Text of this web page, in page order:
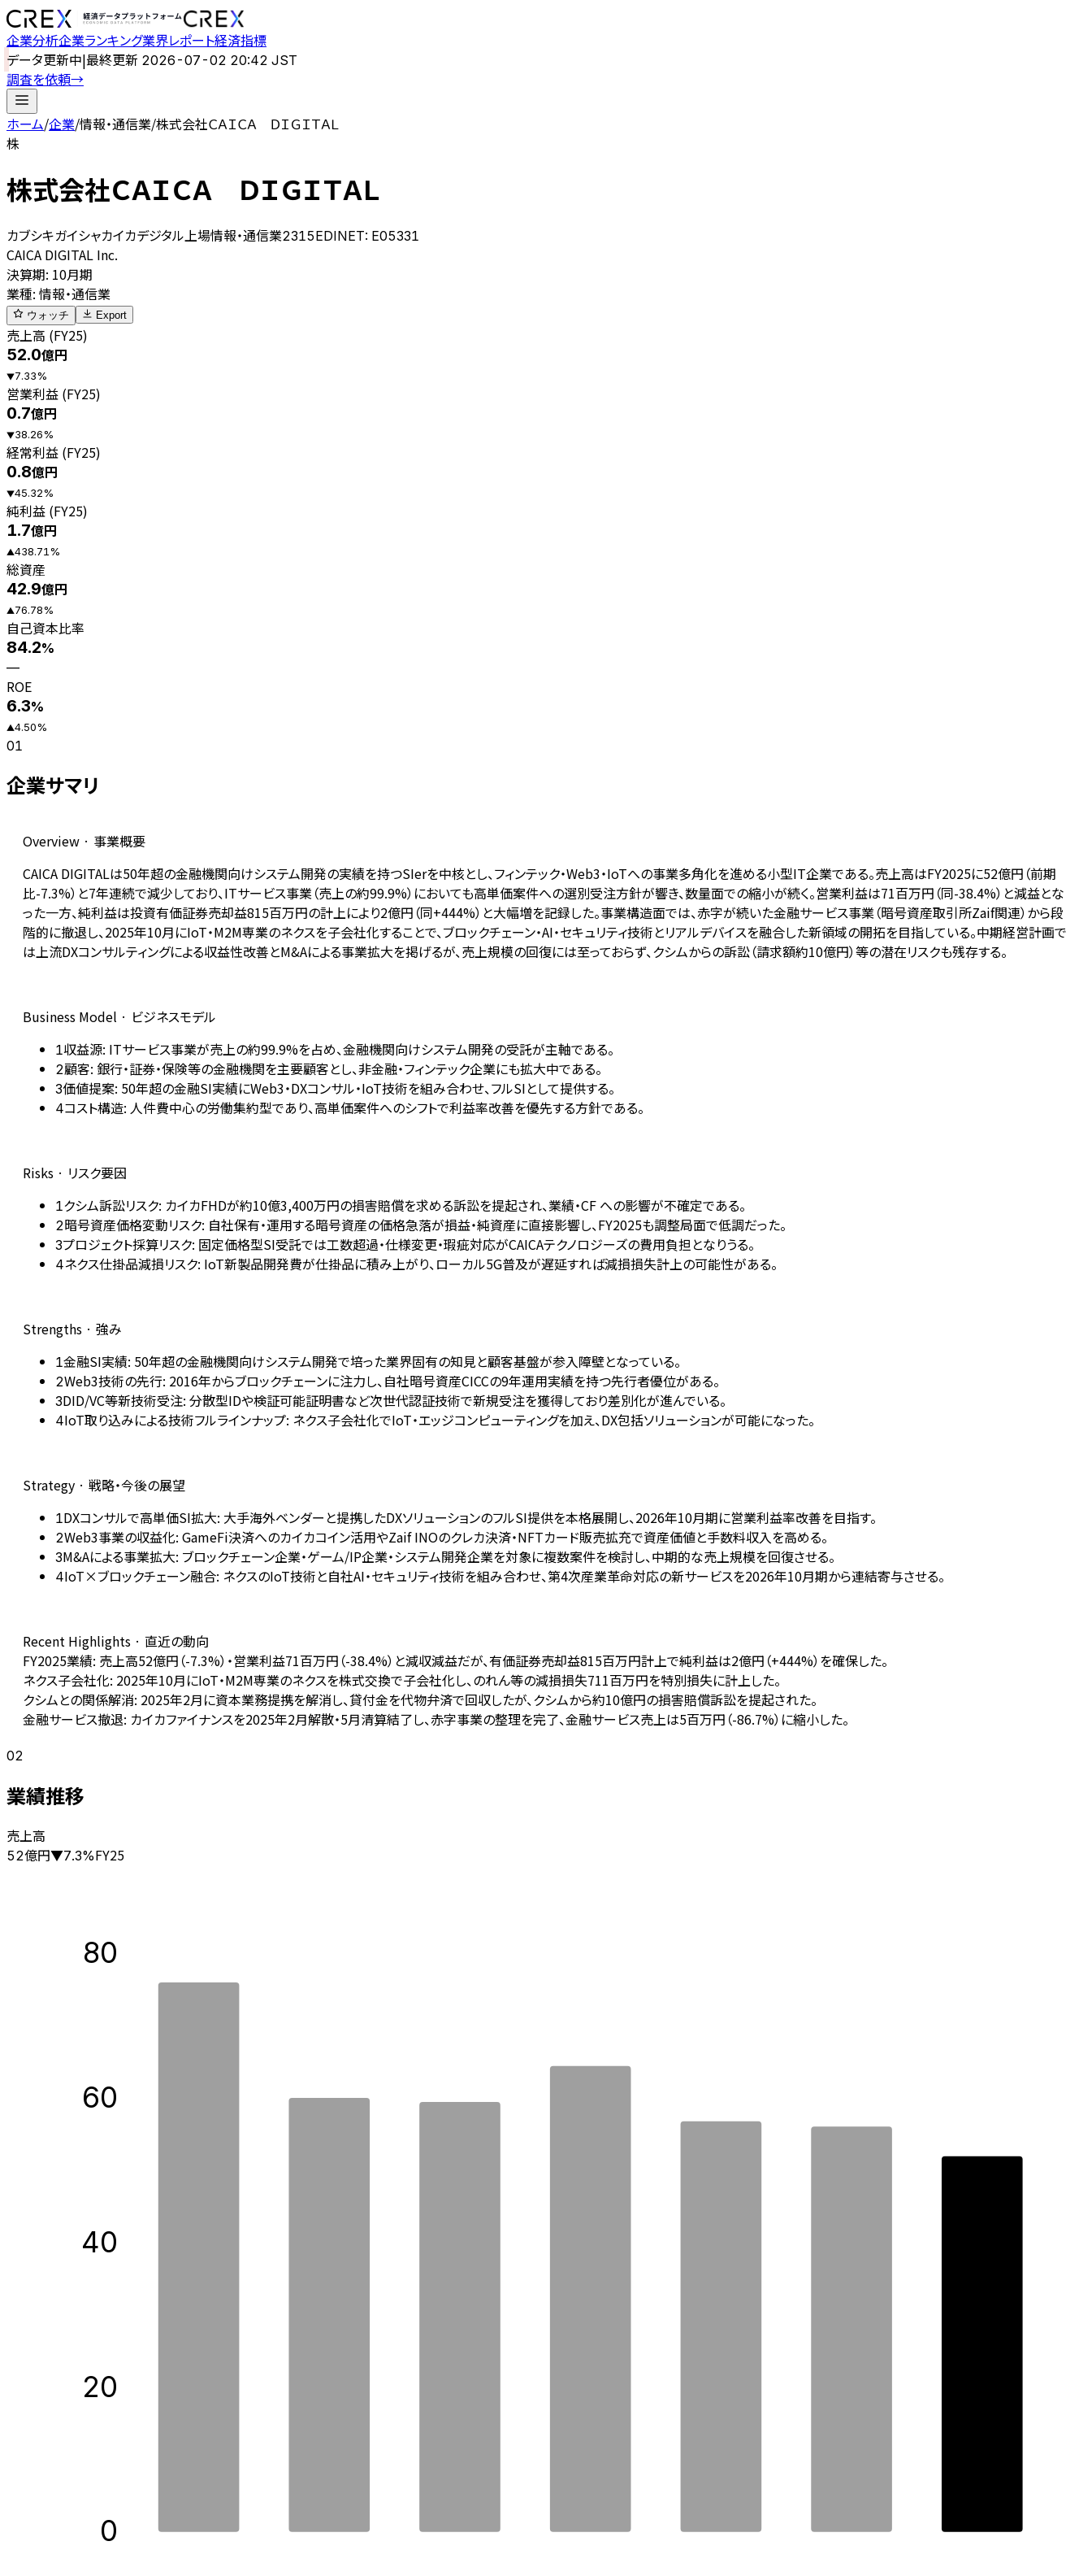
企業分析企業ランキング業界レポート経済指標
データ更新中|最終更新 2026-07-02 20:42 JST
調査を依頼→
ホーム/企業/情報・通信業/株式会社ＣＡＩＣＡ ＤＩＧＩＴＡＬ
株
株式会社ＣＡＩＣＡ ＤＩＧＩＴＡＬ
カブシキガイシャカイカデジタル 上場情報・通信業2315EDINET: E05331
CAICA DIGITAL Inc.
決算期: 10月期
業種: 情報・通信業
ウォッチ Export
売上高 (FY25)
52.0億円
▼7.33%
営業利益 (FY25)
0.7億円
▼38.26%
経常利益 (FY25)
0.8億円
▼45.32%
純利益 (FY25)
1.7億円
▲438.71 %
総資産
42.9億円
▲76.78%
自己資本比率
84.2%
—
ROE
6.3%
▲4.50%
01
企業サマリ
Overview · 事業概要
CAICA DIGITALは50年超の金融機関向けシステム開発の実績を持つSIerを中核とし、フィンテック・Web3・IoTへの事業多角化を進める小型IT企業である。売上高はFY2025に52億円（前期
比-7.3%）と7年連続で減少しており、ITサービス事業（売上の約99.9%）においても高単価案件への選別受注方針が響き、数量面での縮小が続く。営業利益は71百万円（同-38.4%）と減益とな
った一方、純利益は投資有価証券売却益815百万円の計上により2億円（同+444%）と大幅増を記録した。事業構造面では、赤字が続いた金融サービス事業（暗号資産取引所Zaif関連）から段
階的に撤退し、2025年10月にIoT・M2M専業のネクスを子会社化することで、ブロックチェーン・AI・セキュリティ技術とリアルデバイスを融合した新領域の開拓を目指している。中期経営計画で
は上流DXコンサルティングによる収益性改善とM&Aによる事業拡大を掲げるが、売上規模の回復には至っておらず、クシムからの訴訟（請求額約10億円）等の潜在リスクも残存する。
Business Model · ビジネスモデル
1収益源: ITサービス事業が売上の約99.9%を占め、金融機関向けシステム開発の受託が主軸である。
2顧客: 銀行・証券・保険等の金融機関を主要顧客とし、非金融・フィンテック企業にも拡大中である。
3価値提案: 50年超の金融SI実績にWeb3・DXコンサル・IoT技術を組み合わせ、フルSIとして提供する。
4コスト構造: 人件費中心の労働集約型であり、高単価案件へのシフトで利益率改善を優先する方針である。
Risks · リスク要因
1クシム訴訟リスク: カイカFHDが約10億3,400万円の損害賠償を求める訴訟を提起され、業績・CF への影響が不確定である。
2暗号資産価格変動リスク: 自社保有・運用する暗号資産の価格急落が損益・純資産に直接影響し、FY2025も調整局面で低調だった。
3プロジェクト採算リスク: 固定価格型SI受託では工数超過・仕様変更・瑕疵対応がCAICAテクノロジーズの費用負担となりうる。
4ネクス仕掛品減損リスク: IoT新製品開発費が仕掛品に積み上がり、ローカル5G普及が遅延すれば減損損失計上の可能性がある。
Strengths · 強み
1金融SI実績: 50年超の金融機関向けシステム開発で培った業界固有の知見と顧客基盤が参入障壁となっている。
2Web3技術の先行: 2016年からブロックチェーンに注力し、自社暗号資産CICCの9年運用実績を持つ先行者優位がある。
3DID/VC等新技術受注: 分散型IDや検証可能証明書など次世代認証技術で新規受注を獲得しており差別化が進んでいる。
4IoT取り込みによる技術フルラインナップ: ネクス子会社化でIoT・エッジコンピューティングを加え、DX包括ソリューションが可能になった。
Strategy · 戦略・今後の展望
1DXコンサルで高単価SI拡大: 大手海外ベンダーと提携したDXソリューションのフルSI提供を本格展開し、2026年10月期に営業利益率改善を目指す。
2Web3事業の収益化: GameFi決済へのカイカコイン活用やZaif INOのクレカ決済・NFTカード販売拡充で資産価値と手数料収入を高める。
3M&Aによる事業拡大: ブロックチェーン企業・ゲーム/IP企業・システム開発企業を対象に複数案件を検討し、中期的な売上規模を回復させる。
4IoT×ブロックチェーン融合: ネクスのIoT技術と自社AI・セキュリティ技術を組み合わせ、第4次産業革命対応の新サービスを2026年10月期から連結寄与させる。
Recent Highlights · 直近の動向
FY2025業績: 売上高52億円（-7.3%）・営業利益71百万円（-38.4%）と減収減益だが、有価証券売却益815百万円計上で純利益は2億円（+444%）を確保した。
ネクス子会社化: 2025年10月にIoT・M2M専業のネクスを株式交換で子会社化し、のれん等の減損損失711百万円を特別損失に計上した。
クシムとの関係解消: 2025年2月に資本業務提携を解消し、貸付金を代物弁済で回収したが、クシムから約10億円の損害賠償訴訟を提起された。
金融サービス撤退: カイカファイナンスを2025年2月解散・5月清算結了し、赤字事業の整理を完了、金融サービス売上は5百万円（-86.7%）に縮小した。
02
業績推移
売上高
52億円▼7.3%FY25
0
20
40
60
80